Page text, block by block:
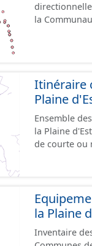
la
Itinéraire
Plaine
Ensemble
la Plaine d'Estrées. Ils permettent de desservir les
de courte ou
piétonne, bandes
pas des
diverses et
pour assurer une continuité. Ce
la Plaine
Inventaire